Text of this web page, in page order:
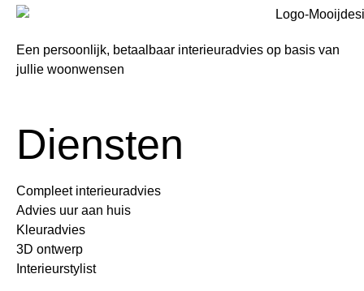
Een persoonlijk, betaalbaar interieuradvies op basis van
jullie woonwensen
Diensten
Compleet interieuradvies
Advies uur aan huis
Kleuradvies
3D ontwerp
Interieurstylist